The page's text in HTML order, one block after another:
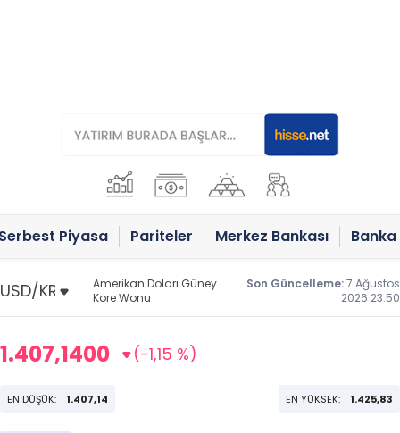
Piyasa Pariteler Merkez Bankası
Amerikan Doları Güney
Kore Wonu
Son Güncelleme:7 Ağustos
2026 23:50
1.407,1400 (-1,15 %)
EN DÜŞÜK: 1.407,14 EN YÜKSEK: 1.425,83